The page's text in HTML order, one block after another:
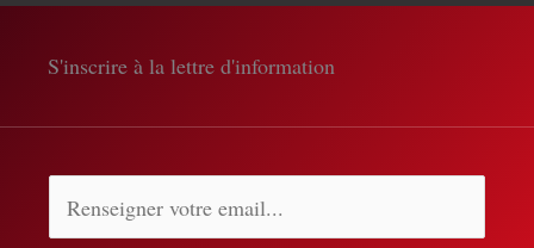
S'inscrire à la lettre d'information